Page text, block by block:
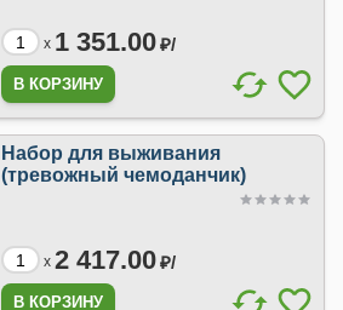
x 1 351.00₽/
Набор для выживания
(тревожный чемоданчик)
x 2 417.00₽/